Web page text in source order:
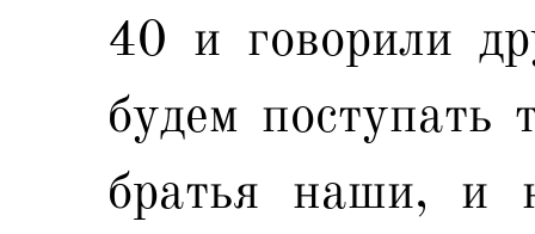
40 и говорили
будем поступать
братья наши, и